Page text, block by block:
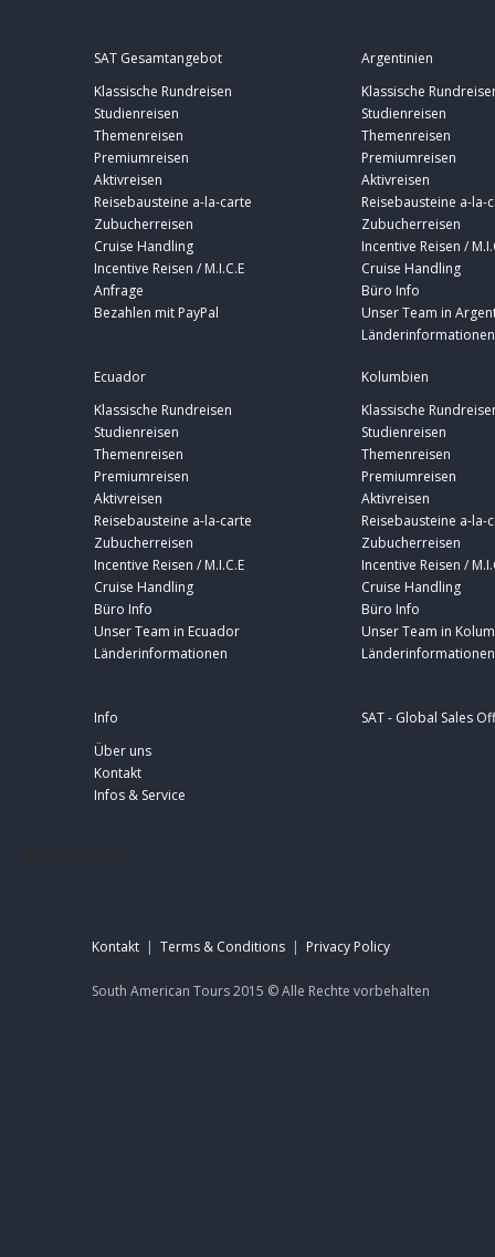
SAT Gesamtangebot
Klassische Rundreisen
Studienreisen
Themenreisen
Premiumreisen
Aktivreisen
Reisebausteine a-la-carte
Zubucherreisen
Cruise Handling
Incentive Reisen / M.I.C.E
Anfrage
Bezahlen mit PayPal
Argentinien
Klassische
Studienreisen
Themenreisen
Premiumreisen
Aktivreisen
Reisebausteine a-la-
Zubucherreisen
Incentive Reisen /
Cruise Handling
Büro Info
Unser Team in
Länderinformationen
Ecuador
Klassische Rundreisen
Studienreisen
Themenreisen
Premiumreisen
Aktivreisen
Reisebausteine a-la-carte
Zubucherreisen
Incentive Reisen / M.I.C.E
Cruise Handling
Büro Info
Unser Team in Ecuador
Länderinformationen
Kolumbien
Klassische
Studienreisen
Themenreisen
Premiumreisen
Aktivreisen
Reisebausteine a-la-
Zubucherreisen
Incentive Reisen /
Cruise Handling
Büro Info
Unser Team in
Länderinformationen
Info
Über uns
Kontakt
Infos & Service
SAT - Global Sales
Kontakt | Terms & Conditions | Privacy Policy
South American Tours 2015 ©Alle Rechte vorbehalten